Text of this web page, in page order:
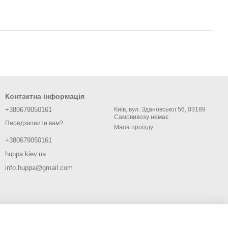
Контактна інформація
+380679050161
Передзвонити вам?
+380679050161
huppa.kiev.ua
info.huppa@gmail.com
Київ, вул. Здановської 56, 03189
Самовивозу немає
Мапа проїзду